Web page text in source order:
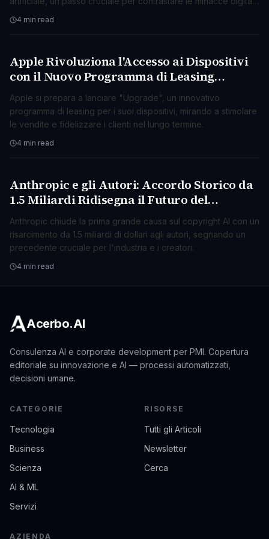
emergenti.
4 min read
TECNOLOGIA
Apple Rivoluziona l'Accesso ai Dispositivi
con il Nuovo Programma di Leasing
"Upgrade"
Apple si prepara a lanciare "Upgrade", un innovativo
programma di leasing per i suoi dispositivi, mirando a stimolare
le vendite e fidelizzare i clienti nel lungo termine.
4 min read
TECNOLOGIA
Anthropic e gli Autori: Accordo Storico da
1.5 Miliardi Ridisegna il Futuro del
Copyright AI
Anthropic chiude la prima grande causa sul copyright AI con un
risarcimento da 1.5 miliardi di dollari agli autori, segnando un
precedente cruciale per l'industria e i creatori.
4 min read
Acerbo.AI
Consulenza AI e corporate development per PMI. Copertura
editoriale su innovazione e AI — processi automatizzati,
decisioni umane.
CATEGORIE
Tecnologia
Business
Scienza
AI & ML
Servizi
RISORSE
Tutti gli Articoli
Newsletter
Cerca
AZIENDA